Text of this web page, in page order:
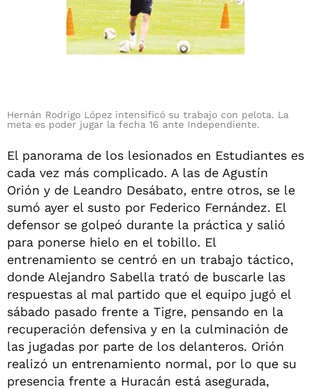
Hernán Rodrigo López intensificó su trabajo con pelota. La
meta es poder jugar la fecha 16 ante Independiente.
El panorama de los lesionados en Estudiantes es
cada vez más complicado. A las de Agustín
Orión y de Leandro Desábato, entre otros, se le
sumó ayer el susto por Federico Fernández. El
defensor se golpeó durante la práctica y salió
para ponerse hielo en el tobillo. El
entrenamiento se centró en un trabajo táctico,
donde Alejandro Sabella trató de buscarle las
respuestas al mal partido que el equipo jugó el
sábado pasado frente a Tigre, pensando en la
recuperación defensiva y en la culminación de
las jugadas por parte de los delanteros. Orión
realizó un entrenamiento normal, por lo que su
presencia frente a Huracán está asegurada,